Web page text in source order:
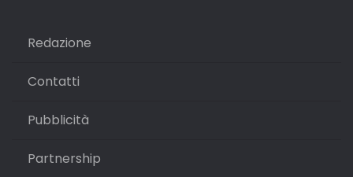
Redazione
Contatti
Pubblicità
Partnership